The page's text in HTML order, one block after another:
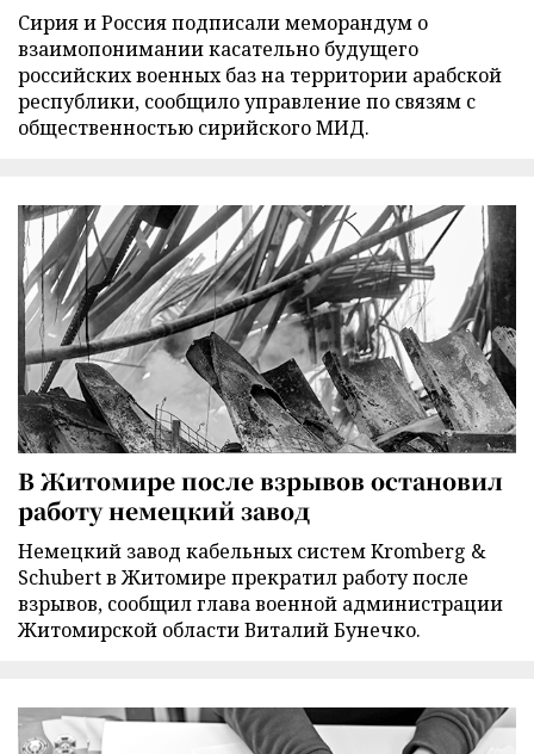
Сирия и Россия подписали меморандум о
взаимопонимании касательно будущего
российских военных баз на территории арабской
республики, сообщило управление по связям с
общественностью сирийского МИД.
В Житомире после взрывов остановил
работу немецкий завод
Немецкий завод кабельных систем Kromberg &
Schubert в Житомире прекратил работу после
взрывов, сообщил глава военной администрации
Житомирской области Виталий Бунечко.